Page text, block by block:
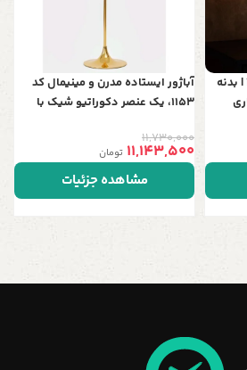
آباژور رومیزی مدرن مدل 280 | بدنه
آباژور ایستاده مدرن و مینیمال کد
1153، یک عنصر دکوراتیو شیک با
رنگ خاص و جذاب
11,730,000
11,143,500 تومان
مشاهده جزئیات